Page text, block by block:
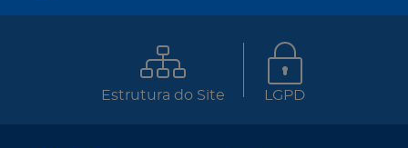
Estrutura do Site LGPD